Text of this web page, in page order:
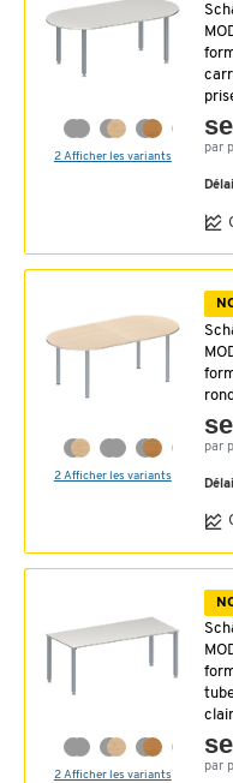
2 Afficher les variants
par
2 Afficher les variants
par
2 Afficher les variants
clair
par